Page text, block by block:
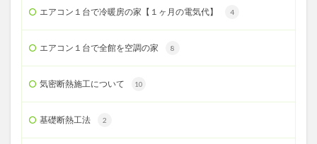
エアコン１台で冷暖房の家【１ヶ月の電気代】 4
エアコン１台で全館を空調の家 8
気密断熱施工について 10
基礎断熱工法 2